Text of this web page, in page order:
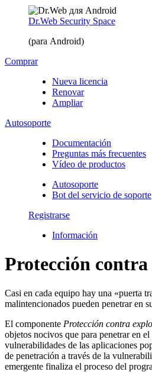
Dr.Web Security Space
(para Android)
Comprar
Nueva licencia
Renovar
Ampliar
Autosoporte
Documentación
Preguntas más frecuentes
Vídeo de productos
Autosoporte
Bot del servicio de soporte
Registrarse
Información
Protección
Casi en cada equipo hay una «puerta
malintencionados pueden penetrar en
El componente Protección contra
objetos nocivos que para penetrar en
vulnerabilidades de las aplicaciones
de penetración a través de la
emergente finaliza el proceso del